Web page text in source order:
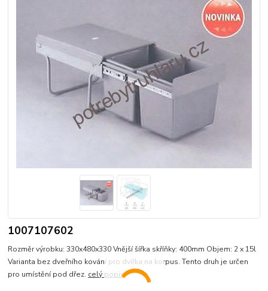
1007107602
Rozměr výrobku: 330x480x330 Vnější šířka skříňky: 400mm Objem: 2 x 15l
Varianta bez dveřního kování pro dvířka na korpus. Tento druh je určen
pro umístění pod dřez. celý popis